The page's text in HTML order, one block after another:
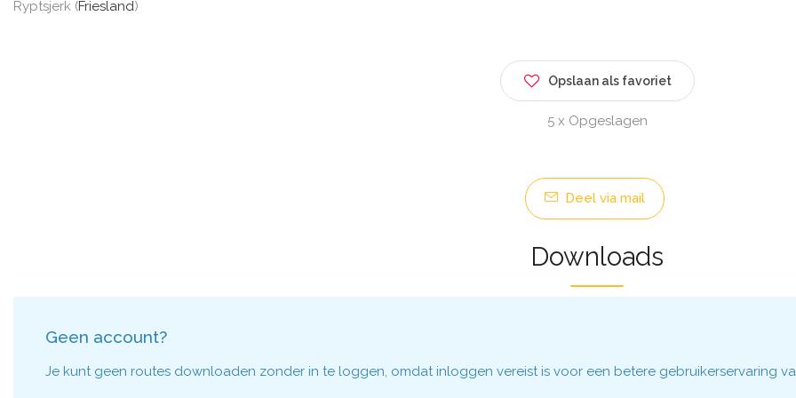
Ryptsjerk (Friesland)
Opslaan als favoriet
5 x Opgeslagen
Deel via mail
Downloads
Geen account?
Je kunt geen routes downloaden zonder in te loggen, omdat inloggen vereist is voor een betere gebruikerservaring